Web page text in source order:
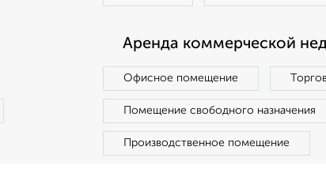
Аренда коммерческой
Офисное помещение
Помещение свободного назначения
Производственное помещение